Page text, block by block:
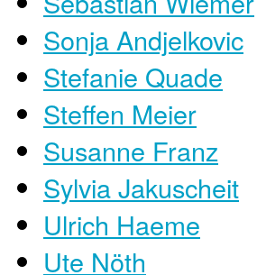
Sonja Andjelkovic
Stefanie Quade
Steffen Meier
Susanne Franz
Sylvia Jakuscheit
Ulrich Haeme
Ute Nöth